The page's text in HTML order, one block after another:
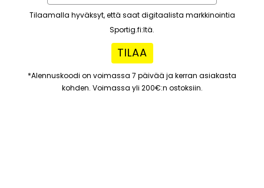
Tilaamalla hyväksyt, että saat digitaalista markkinointia
Sportig.fi:ltä.
TILAA
*Alennuskoodi on voimassa 7 päivää ja kerran asiakasta
kohden. Voimassa yli 200€:n ostoksiin.